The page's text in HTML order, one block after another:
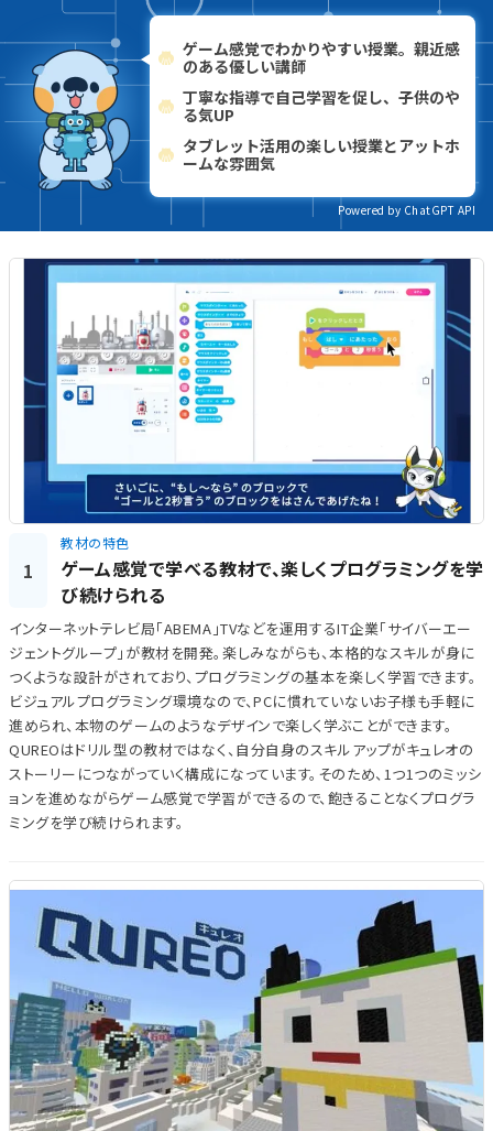
ゲーム感覚でわかりやすい授業。親近感
のある優しい講師
丁寧な指導で自己学習を促し、子供のや
る気UP
タブレット活用の楽しい授業とアットホ
ームな雰囲気
Powered by ChatGPT API
1
教材の特色
ゲーム感覚で学べる教材で、楽しくプログラミングを学
び続けられる
インターネットテレビ局「ABEMA」TVなどを運用するIT企業「サイバーエー
ジェントグループ」が教材を開発。楽しみながらも、本格的なスキルが身に
つくような設計がされており、プログラミングの基本を楽しく学習できます。
ビジュアルプログラミング環境なので、PCに慣れていないお子様も手軽に
進められ、本物のゲームのようなデザインで楽しく学ぶことができます。
QUREOはドリル型の教材ではなく、自分自身のスキルアップがキュレオの
ストーリーにつながっていく構成になっています。そのため、1つ1つのミッシ
ョンを進めながらゲーム感覚で学習ができるので、飽きることなくプログラ
ミングを学び続けられます。